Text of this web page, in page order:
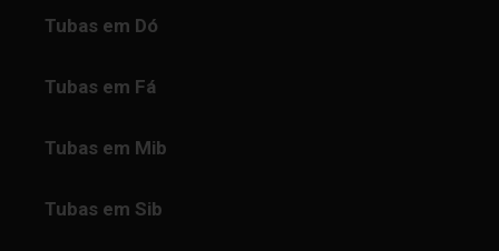
Tubas em Dó
Tubas em Fá
Tubas em Mib
Tubas em Sib